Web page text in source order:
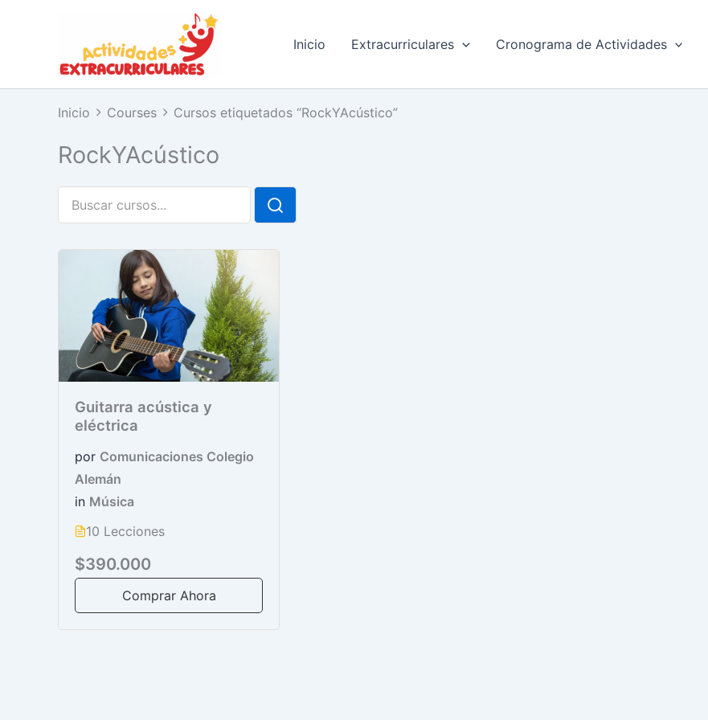
Inicio Extracurriculares Cronograma de Actividades
Inicio Courses Cursos etiquetados “RockYAcústico”
RockYAcústico
Guitarra acústica y
eléctrica
por Comunicaciones Colegio
Alemán
in Música
10 Lecciones
$390.000
Comprar Ahora